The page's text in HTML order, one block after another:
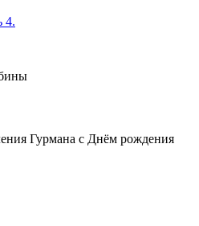
4.
Гурмана с Днём рождения